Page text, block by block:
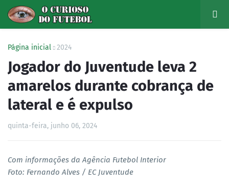
Página inicial 2024
Jogador do Juventude leva 2
amarelos durante cobrança de
lateral e é expulso
quinta-feira, junho 06, 2024
Com informações da Agência Futebol Interior
Foto: Fernando Alves / EC Juventude